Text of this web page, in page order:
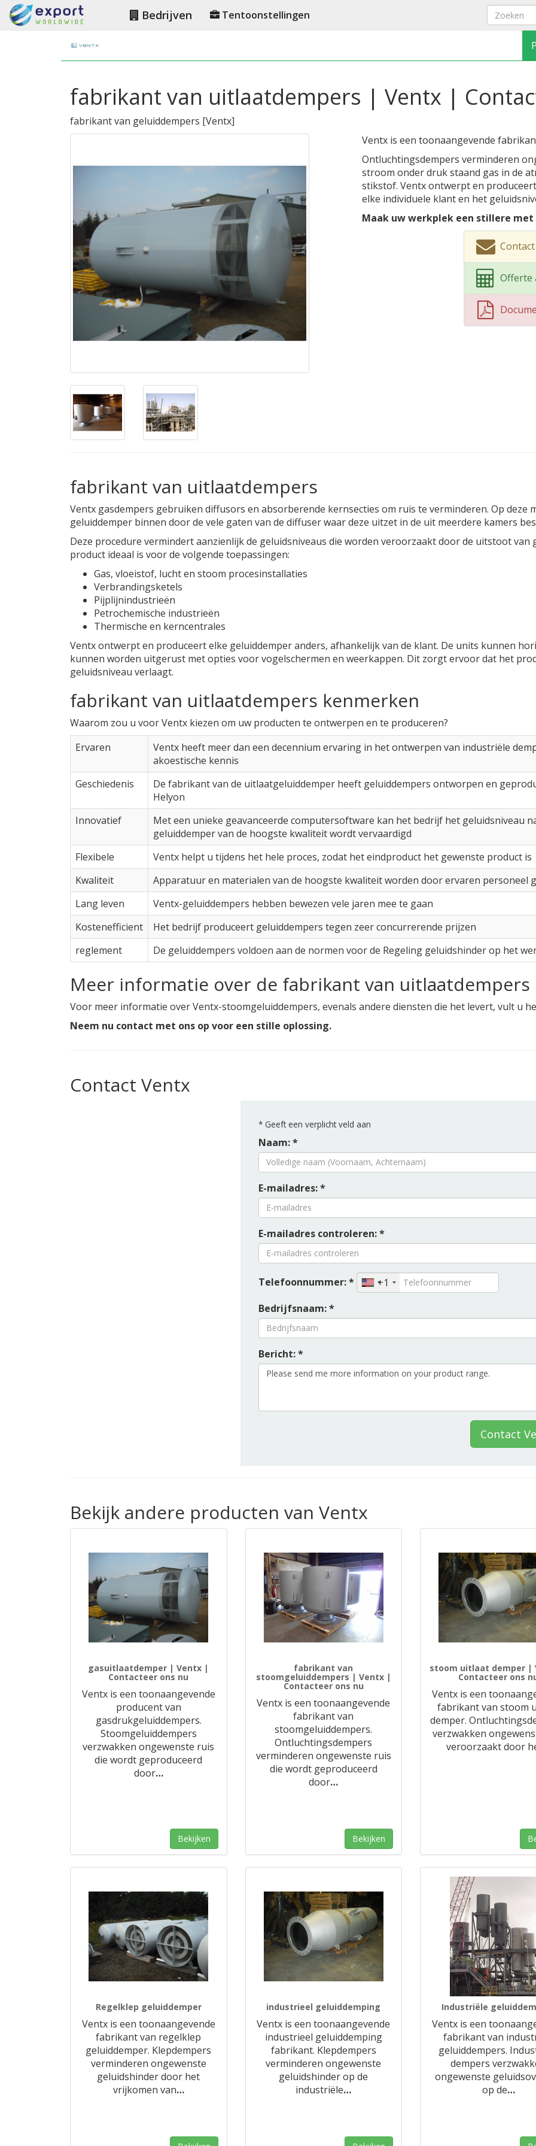
Bedrijven Tentoonstellingen
fabrikant van uitlaatdempers | Ventx |
fabrikant van geluiddempers [Ventx]
Ventx is een toonaangevende
Ontluchtingsdempers verminderen
stroom onder druk staand gas in de
stikstof. Ventx ontwerpt en
elke individuele klant en het
Maak uw werkplek een stillere met
Offerte
fabrikant van uitlaatdempers
Ventx gasdempers gebruiken diffusors en absorberende kernsecties om ruis te verminderen. Op deze
geluiddemper binnen door de vele gaten van de diffuser waar deze uitzet in de uit meerdere kamers
Deze procedure vermindert aanzienlijk de geluidsniveaus die worden veroorzaakt door de uitstoot
product ideaal is voor de volgende toepassingen:
Gas, vloeistof, lucht en stoom procesinstallaties
Verbrandingsketels
Pijplijnindustrieën
Petrochemische industrieën
Thermische en kerncentrales
Ventx ontwerpt en produceert elke geluiddemper anders, afhankelijk van de klant. De units kunnen
kunnen worden uitgerust met opties voor vogelschermen en weerkappen. Dit zorgt ervoor dat het
geluidsniveau verlaagt.
fabrikant van uitlaatdempers kenmerken
Waarom zou u voor Ventx kiezen om uw producten te ontwerpen en te produceren?
Ervaren
Ventx heeft meer dan een decennium ervaring in het ontwerpen van industriële
akoestische kennis
Geschiedenis
De fabrikant van de uitlaatgeluiddemper heeft geluiddempers ontworpen en
Helyon
Innovatief
Met een unieke geavanceerde computersoftware kan het bedrijf het geluidsniveau
geluiddemper van de hoogste kwaliteit wordt vervaardigd
Flexibele
Ventx helpt u tijdens het hele proces, zodat het eindproduct het gewenste product is
Kwaliteit
Apparatuur en materialen van de hoogste kwaliteit worden door ervaren personeel
Lang leven
Ventx-geluiddempers hebben bewezen vele jaren mee te gaan
Kostenefficient
Het bedrijf produceert geluiddempers tegen zeer concurrerende prijzen
reglement
De geluiddempers voldoen aan de normen voor de Regeling geluidshinder op het
Meer informatie over de fabrikant van uitlaatdempers
Voor meer informatie over Ventx-stoomgeluiddempers, evenals andere diensten die het levert, vult u
Neem nu contact met ons op voor een stille oplossing.
Contact Ventx
* Geeft een verplicht veld aan
Naam: *
E-mailadres: *
E-mailadres controleren: *
Telefoonnummer: *
+1
Bedrijfsnaam: *
Bericht: *
Contact
Bekijk andere producten van Ventx
gasuitlaatdemper | Ventx |
Contacteer ons nu
Ventx is een toonaangevende
producent van
gasdrukgeluiddempers.
Stoomgeluiddempers
verzwakken ongewenste ruis
die wordt geproduceerd
door…
Bekijken
fabrikant van
stoomgeluiddempers | Ventx |
Contacteer ons nu
Ventx is een toonaangevende
fabrikant van
stoomgeluiddempers.
Ontluchtingsdempers
verminderen ongewenste ruis
die wordt geproduceerd
door…
Bekijken
stoom uitlaat demper |
Contacteer ons
Ventx is een
fabrikant van stoom
demper.
verzwakken
veroorzaakt door
Regelklep geluiddemper
Ventx is een toonaangevende
fabrikant van regelklep
geluiddemper. Klepdempers
verminderen ongewenste
geluidshinder door het
vrijkomen van…
industrieel geluiddemping
Ventx is een toonaangevende
industrieel geluiddemping
fabrikant. Klepdempers
verminderen ongewenste
geluidshinder op de
industriële…
Industriële
Ventx is een
fabrikant van
geluiddempers.
dempers
ongewenste
op de…